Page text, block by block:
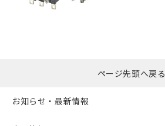
ページ先頭へ戻る
お知らせ・最新情報